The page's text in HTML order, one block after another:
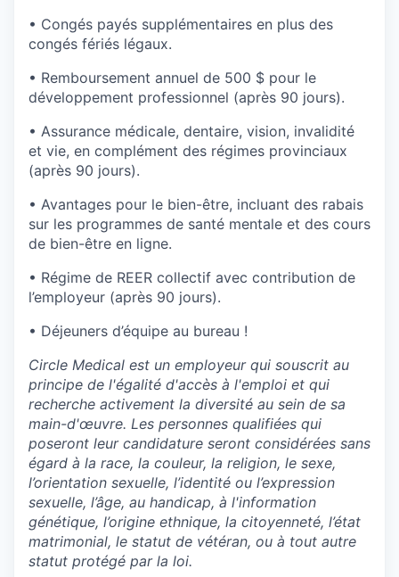
• Congés payés supplémentaires en plus des
congés fériés légaux.
• Remboursement annuel de 500 $ pour le
développement professionnel (après 90 jours).
• Assurance médicale, dentaire, vision, invalidité
et vie, en complément des régimes provinciaux
(après 90 jours).
• Avantages pour le bien-être, incluant des rabais
sur les programmes de santé mentale et des cours
de bien-être en ligne.
• Régime de REER collectif avec contribution de
l’employeur (après 90 jours).
• Déjeuners d’équipe au bureau !
Circle Medical est un employeur qui souscrit au
principe de l'égalité d'accès à l'emploi et qui
recherche activement la diversité au sein de sa
main-d'œuvre. Les personnes qualifiées qui
poseront leur candidature seront considérées sans
égard à la race, la couleur, la religion, le sexe,
l’orientation sexuelle, l’identité ou l’expression
sexuelle, l’âge, au handicap, à l'information
génétique, l’origine ethnique, la citoyenneté, l’état
matrimonial, le statut de vétéran, ou à tout autre
statut protégé par la loi.